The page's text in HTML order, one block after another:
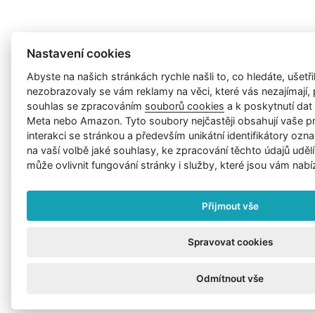
Nastavení cookies
Abyste na našich stránkách rychle našli to, co hledáte,
nezobrazovaly se vám reklamy na věci, které vás
souhlas se zpracováním souborů cookies a k poskytnutí
Meta nebo Amazon. Tyto soubory nejčastěji obsahují vaše
interakci se stránkou a především unikátní identifikátory
na vaší volbě jaké souhlasy, ke zpracování těchto údajů
může ovlivnit fungování stránky i služby, které jsou vám
Přijmout vše
Spravovat cookies
Odmítnout vše